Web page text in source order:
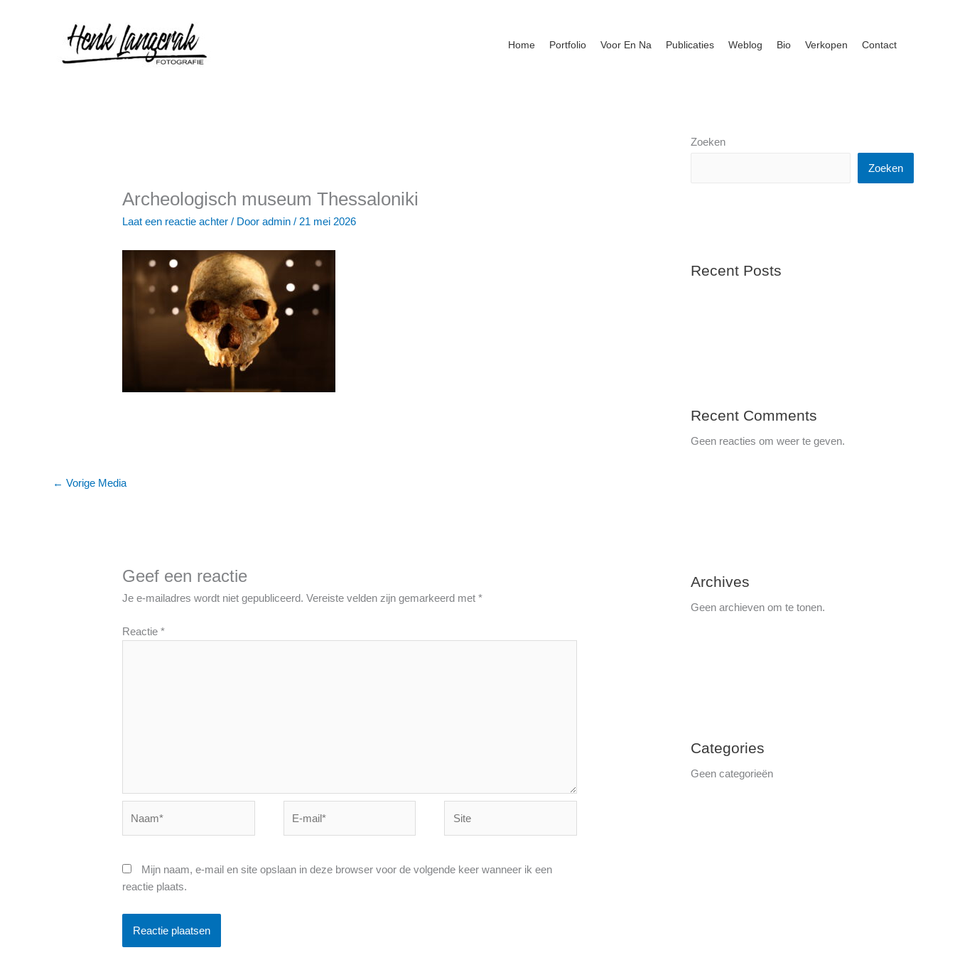
Home Portfolio Voor En Na Publicaties Weblog Bio Verkopen Contact
Archeologisch museum Thessaloniki
Laat een reactie achter / Dooradmin/ 21 mei 2026
← Vorige Media
Geef een reactie
Je e-mailadres wordt niet gepubliceerd. Vereiste velden zijn gemarkeerd met*
Reactie*
mail*
Mijn naam, e-mail en site opslaan in deze browser voor de volgende keer wanneer ik een
reactie plaats.
Zoeken
Zoeken
Recent Posts
Recent Comments
Geen reacties om weer te geven.
Archives
Geen archieven om te tonen.
Categories
Geen categorieën